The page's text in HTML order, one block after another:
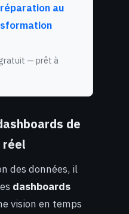
au
— prêt à
de
réel
des données, il
dashboards
vision en temps